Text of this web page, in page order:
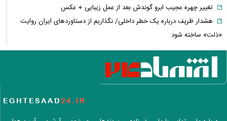
تغییر چهره عجیب ابرو گوندش بعد از عمل زیبایی + عکس
هشدار ظریف درباره یک خطر داخلی/ نگذاریم از دستاوردهای ایران روایت
«ذلت» ساخته شود
فیلم/تبریک تولد همزمان ۵ همسر این مرد جنجالی شد!
این فیلم از علیرضا بیرانوند در صفحه فارسی AFC منتشر شد
فارن پالیسی: موضوع ایران در اختیار دولت آتی اسرائیل نیست/ اپوزیسیون،
آلت‌کوین‌ها در دوئل صعود و سقوط/ سولانا سبزپوش شد، شیبا و گرام زیر
فشار فروش